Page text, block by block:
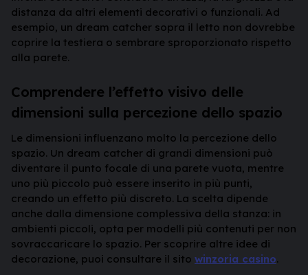
distanza da altri elementi decorativi o funzionali. Ad
esempio, un dream catcher sopra il letto non dovrebbe
coprire la testiera o sembrare sproporzionato rispetto
alla parete.
Comprendere l’effetto visivo delle
dimensioni sulla percezione dello spazio
Le dimensioni influenzano molto la percezione dello
spazio. Un dream catcher di grandi dimensioni può
diventare il punto focale di una parete vuota, mentre
uno più piccolo può essere inserito in più punti,
creando un effetto più discreto. La scelta dipende
anche dalla dimensione complessiva della stanza: in
ambienti piccoli, opta per modelli più contenuti per non
sovraccaricare lo spazio. Per scoprire altre idee di
decorazione, puoi consultare il sito winzoria casino.